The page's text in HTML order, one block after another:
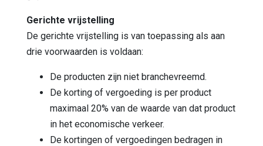
Gerichte vrijstelling
De gerichte vrijstelling is van toepassing als aan
drie voorwaarden is voldaan:
De producten zijn niet branchevreemd.
De korting of vergoeding is per product
maximaal 20% van de waarde van dat product
in het economische verkeer.
De kortingen of vergoedingen bedragen in